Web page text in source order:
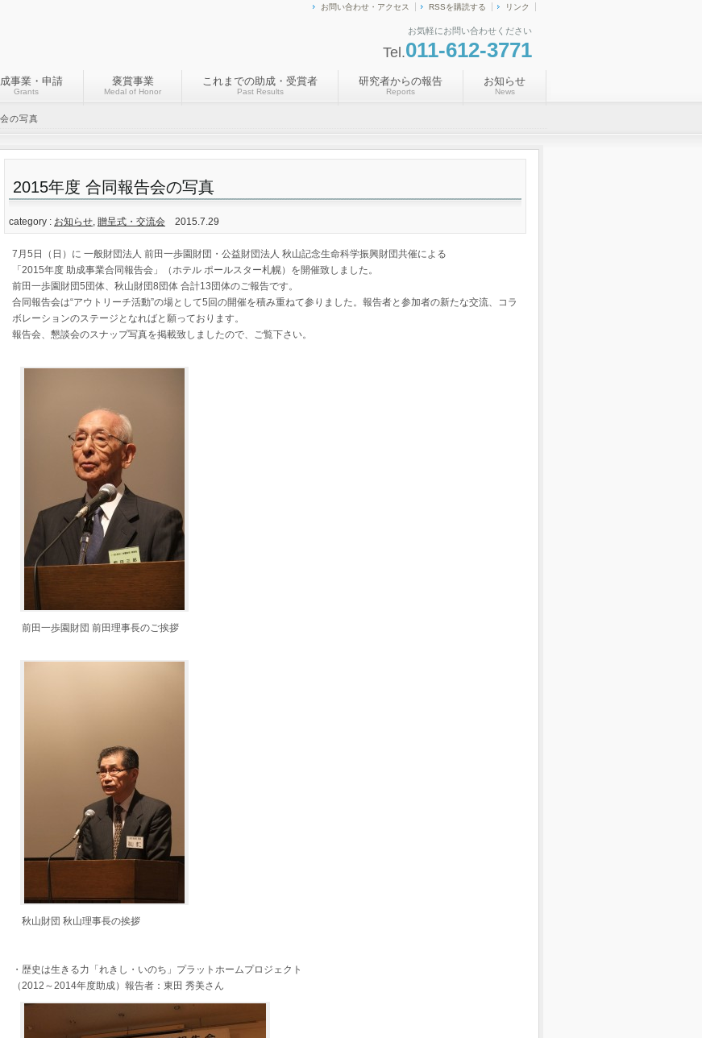
お気軽にお問い合わせください
Tel.011-612-3771
お問い合わせ・アクセス RSSを購読する リンク
事業・申請
Grants
褒賞事業
Medal of Honor
これまでの助成・受賞者
Past Results
研究者からの報告
Reports
お知らせ
News
の写真
2015年度 合同報告会の写真
category : お知らせ, 贈呈式・交流会 2015.7.29
7月5日（日）に 一般財団法人 前田一歩園財団・公益財団法人 秋山記念生命科学振興財団共催による
「2015年度 助成事業合同報告会」（ホテル ポールスター札幌）を開催致しました。
前田一歩園財団5団体、秋山財団8団体 合計13団体のご報告です。
合同報告会は“アウトリーチ活動”の場として5回の開催を積み重ねて参りました。報告者と参加者の新たな交流、コラ
ボレーションのステージとなればと願っております。
報告会、懇談会のスナップ写真を掲載致しましたので、ご覧下さい。
前田一歩園財団 前田理事長のご挨拶
秋山財団 秋山理事長の挨拶
・歴史は生きる力「れきし・いのち」プラットホームプロジェクト
（2012～2014年度助成）報告者：東田 秀美さん